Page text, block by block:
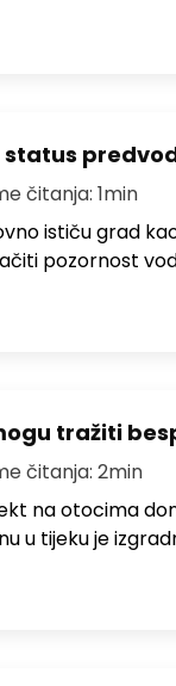
čitanja: 1min
ističu grad
pozornost
tražiti
čitanja: 2min
na otocima
u tijeku je